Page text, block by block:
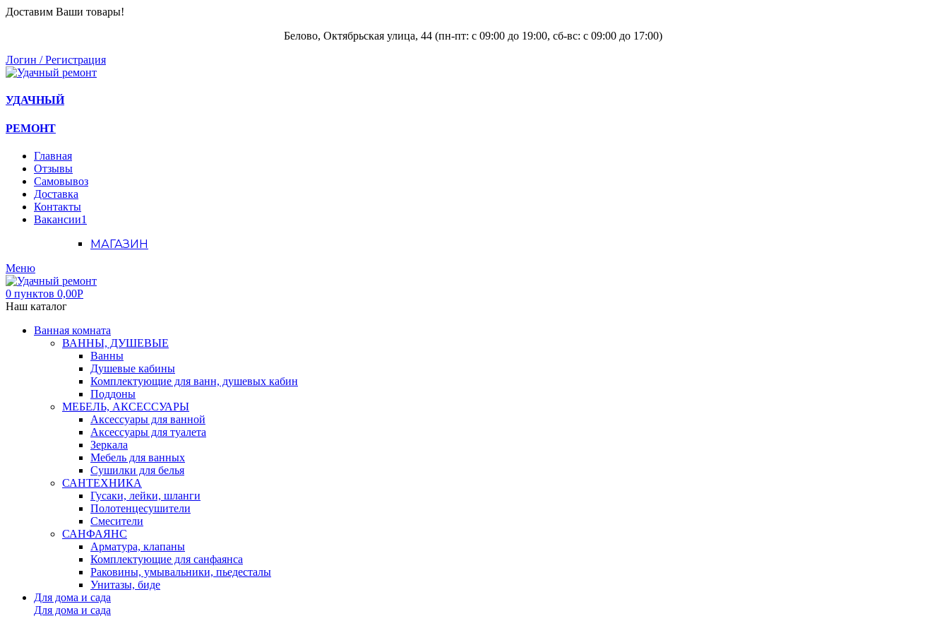
Доставим Ваши товары!
Белово, Октябрьская улица, 44 (пн-пт: с 09:00 до 19:00, сб-вс: с 09:00 до 17:00)
Логин / Регистрация
УДАЧНЫЙ
РЕМОНТ
Главная
Отзывы
Самовывоз
Доставка
Контакты
Вакансии1
МАГАЗИН
Меню
0 пунктов 0,00Р
Наш каталог
Ванная комната
ВАННЫ, ДУШЕВЫЕ
Ванны
Душевые кабины
Комплектующие для ванн, душевых кабин
Поддоны
МЕБЕЛЬ, АКСЕССУАРЫ
Аксессуары для ванной
Аксессуары для туалета
Зеркала
Мебель для ванных
Сушилки для белья
САНТЕХНИКА
Гусаки, лейки, шланги
Полотенцесушители
Смесители
САНФАЯНС
Арматура, клапаны
Комплектующие для санфаянса
Раковины, умывальники, пьедесталы
Унитазы, биде
Для дома и сада
Для дома и сада